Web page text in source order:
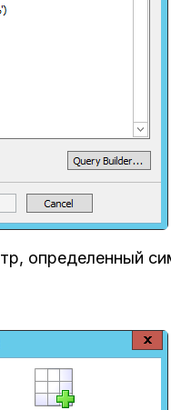
определенный